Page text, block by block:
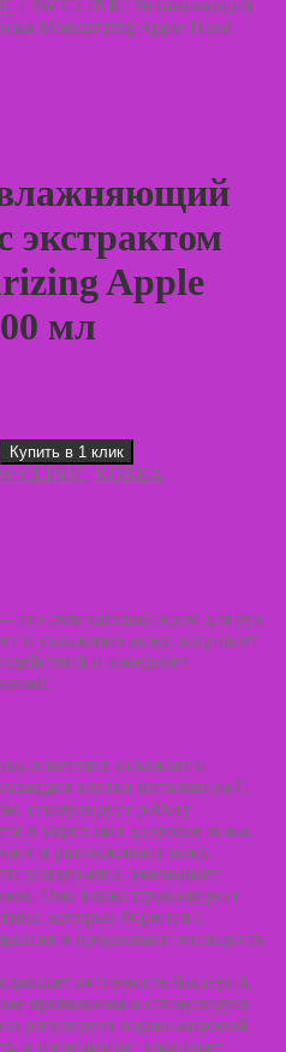
/ 3W CLINIC Увлажняющий
Moisturizing Apple Hand
экстрактом
Apple
мл
Купить в 1 клик
CLINIC, KOREA
это смягчающий крем для рук
и увлажняет кожу, защищает
и замедляет
осветляет, освежает и
клетки витамином С,
стимулирует работу
и укрепляет здоровье кожи.
и разглаживает кожу,
эпидермиса, уменьшает
Оно также провоцирует
которые борются с
и продлевают молодость
активность бактерий,
проявления и стимулирует
регулирует водно-жировой
и шелушение, замедляет